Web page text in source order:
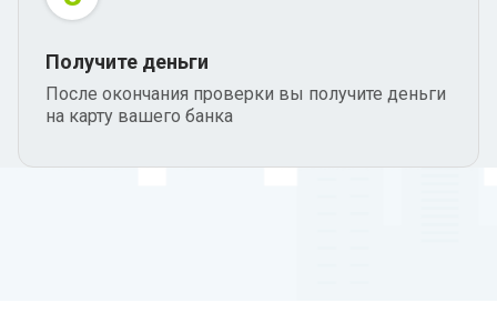
Получите деньги
После окончания проверки вы получите деньги
на карту вашего банка